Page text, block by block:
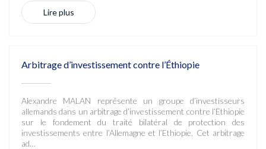
Lire plus
Arbitrage d’investissement contre l’Éthiopie
Alexandre MALAN représente un groupe d’investisseurs
allemands dans un arbitrage d’investissement contre l’Ethiopie
sur le fondement du traité bilatéral de protection des
investissements entre l’Allemagne et l’Ethiopie. Cet arbitrage
ad…